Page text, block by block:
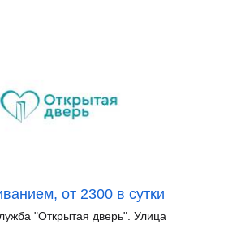
от 2300 в сутки
"Открытая дверь". Улица